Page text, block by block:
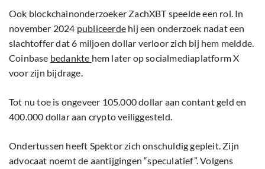
Ook blockchainonderzoeker ZachXBT speelde een rol. In
november 2024 publiceerde hij een onderzoek nadat een
slachtoffer dat 6 miljoen dollar verloor zich bij hem meldde.
Coinbase bedankte hem later op socialmediaplatform X
voor zijn bijdrage.
Tot nu toe is ongeveer 105.000 dollar aan contant geld en
400.000 dollar aan crypto veiliggesteld.
Ondertussen heeft Spektor zich onschuldig gepleit. Zijn
advocaat noemt de aantijgingen “speculatief”. Volgens